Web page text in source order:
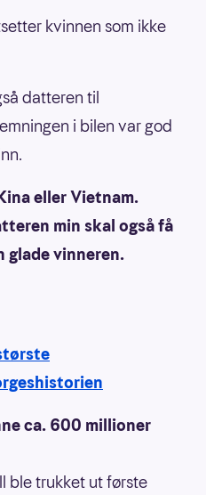
kvinnen som ikke
datteren til
i bilen var god
eller Vietnam.
min skal også få
glade vinneren.
ca. 600 millioner
ble trukket ut første